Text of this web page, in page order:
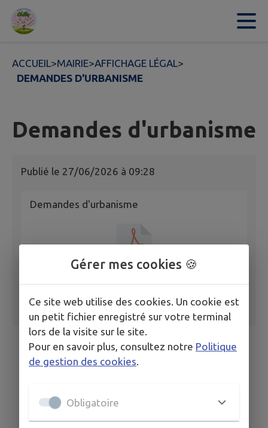
Contenu
ACCUEIL>MAIRIE>AFFICHAGE LÉGAL>
DEMANDES D'URBANISME
Demandes d'urbanisme
Publié le 27/06/2026 à 09:28
Demandes d'urbanisme
Gérer mes cookies 🍪
Ce site web utilise des cookies. Un cookie est
un petit fichier enregistré sur votre terminal
lors de la visite sur le site.
Pour en savoir plus, consultez notre Politique
de gestion des cookies.
Obligatoire